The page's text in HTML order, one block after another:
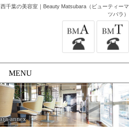
西千葉の美容室｜Beauty Matsubara（ビューティーマ
ツバラ）
MENU